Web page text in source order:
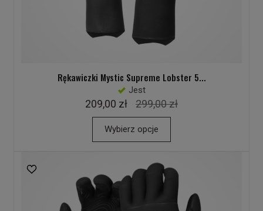
Rękawiczki Mystic Supreme Lobster 5...
Jest
209,00 zł 299,00 zł
Wybierz opcje